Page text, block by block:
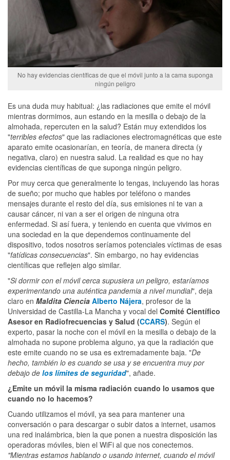
No hay evidencias científicas de que el móvil junto a la cama suponga
ningún peligro
Es una duda muy habitual: ¿las radiaciones que emite el móvil
mientras dormimos, aun estando en la mesilla o debajo de la
almohada, repercuten en la salud? Están muy extendidos los
"terribles efectos" que las radiaciones electromagnéticas que este
aparato emite ocasionarían, en teoría, de manera directa (y
negativa, claro) en nuestra salud. La realidad es que no hay
evidencias científicas de que suponga ningún peligro.
Por muy cerca que generalmente lo tengas, incluyendo las horas
de sueño; por mucho que hables por teléfono o mandes
mensajes durante el resto del día, sus emisiones ni te van a
causar cáncer, ni van a ser el origen de ninguna otra
enfermedad. Si así fuera, y teniendo en cuenta que vivimos en
una sociedad en la que dependemos continuamente del
dispositivo, todos nosotros seríamos potenciales víctimas de esas
"fatídicas consecuencias". Sin embargo, no hay evidencias
científicas que reflejen algo similar.
"Si dormir con el móvil cerca supusiera un peligro, estaríamos
experimentando una auténtica pandemia a nivel mundial", deja
claro en Maldita Ciencia Alberto Nájera, profesor de la
Universidad de Castilla-La Mancha y vocal del Comité Científico
Asesor en Radiofrecuencias y Salud (CCARS). Según el
experto, pasar la noche con el móvil en la mesilla o debajo de la
almohada no supone problema alguno, ya que la radiación que
este emite cuando no se usa es extremadamente baja. "De
hecho, también lo es cuando se usa y se encuentra muy por
debajo de los límites de seguridad", añade.
¿Emite un móvil la misma radiación cuando lo usamos que
cuando no lo hacemos?
Cuando utilizamos el móvil, ya sea para mantener una
conversación o para descargar o subir datos a internet, usamos
una red inalámbrica, bien la que ponen a nuestra disposición las
operadoras móviles, bien el WiFi al que nos conectemos.
"Mientras estamos hablando o usando internet, cuando el móvil